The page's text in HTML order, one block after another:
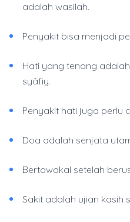
adalah wasilah.
Penyakit bisa menjadi
Hati yang tenang
syâfiy.
Penyakit hati juga perlu
Doa adalah senjata
Bertawakal setelah
Sakit adalah ujian kasih